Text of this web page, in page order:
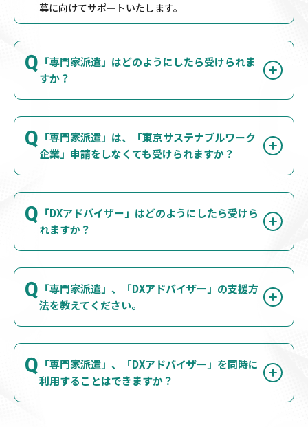
募に向けてサポートいたします。
Q 「専門家派遣」はどのようにしたら受けられま
すか？
Q 「専門家派遣」は、「東京サステナブルワーク
企業」申請をしなくても受けられますか？
Q 「DXアドバイザー」はどのようにしたら受けら
れますか？
Q 「専門家派遣」、「DXアドバイザー」の支援方
法を教えてください。
Q 「専門家派遣」、「DXアドバイザー」を同時に
利用することはできますか？